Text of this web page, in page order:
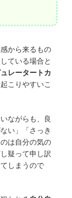
から来るもの
ている場合と
レータートカ
こりやすいこ
ながらも、良
い」「さっき
は自分の気の
疑って申し訳
しまうので